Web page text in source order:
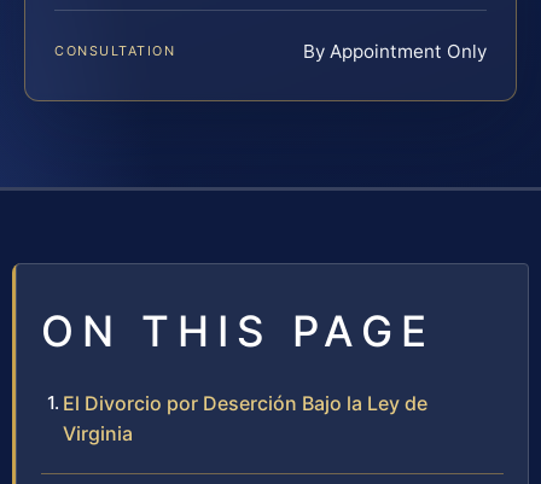
CONSULTATION By Appointment Only
ON THIS PAGE
El Divorcio por Deserción Bajo la Ley de
Virginia